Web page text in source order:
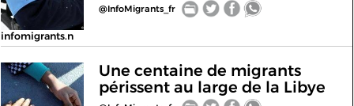
infomigrants.n
@InfoMigrants_fr
Une centaine de migrants
périssent au large de la Libye